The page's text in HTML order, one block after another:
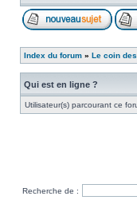
Index du forum » Le coin
Qui est en ligne ?
Utilisateur(s) parcourant ce
Recherche de :